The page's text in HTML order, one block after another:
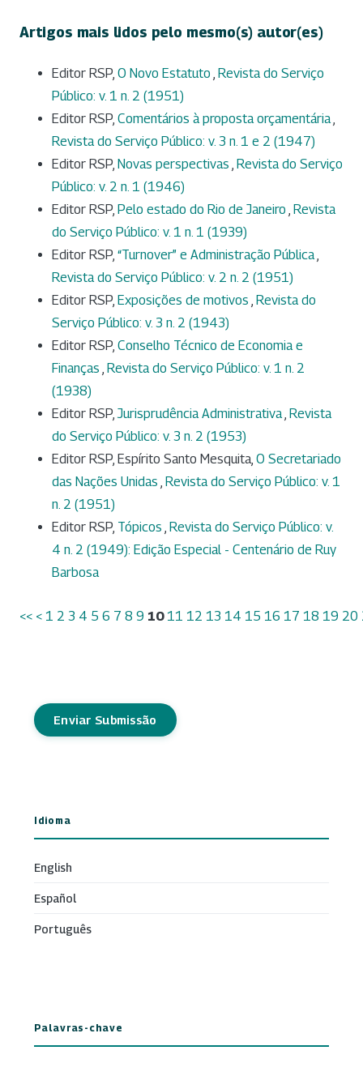
Artigos mais lidos pelo mesmo(s) autor(es)
Editor RSP, O Novo Estatuto , Revista do Serviço
Público: v. 1 n. 2 (1951)
Editor RSP, Comentários à proposta orçamentária,
Revista do Serviço Público: v. 3 n. 1 e 2 (1947)
Editor RSP, Novas perspectivas , Revista do Serviço
Público: v. 2 n. 1 (1946)
Editor RSP, Pelo estado do Rio de Janeiro , Revista
do Serviço Público: v. 1 n. 1 (1939)
Editor RSP, “Turnover” e Administração Pública,
Revista do Serviço Público: v. 2 n. 2 (1951)
Editor RSP, Exposições de motivos , Revista do
Serviço Público: v. 3 n. 2 (1943)
Editor RSP, Conselho Técnico de Economia e
Finanças , Revista do Serviço Público: v. 1 n. 2
(1938)
Editor RSP,Jurisprudência Administrativa, Revista
do Serviço Público: v. 3 n. 2 (1953)
Editor RSP, Espírito Santo Mesquita, O Secretariado
das Nações Unidas , Revista do Serviço Público: v. 1
n. 2 (1951)
Editor RSP, Tópicos , Revista do Serviço Público: v.
4 n. 2 (1949): Edição Especial - Centenário de Ruy
Barbosa
<< < 1 2 3 4 5 6 7 8 9 10 11 12 13 14 15 16 17 18 19 20
Enviar Submissão
Idioma
English
Español
Português
Palavras-chave